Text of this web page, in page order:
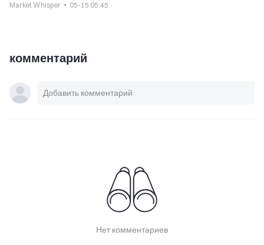
Market Whisper 05-15 05:45
комментарий
Нет комментариев